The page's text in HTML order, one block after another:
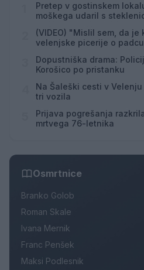
Pretep v gostinskem
moškega udaril s
(VIDEO) "Mislil sem, da
velenjske picerije o
Dopustniška drama:
Korošico po pristanku
Na Šaleški cesti v
tri vozila
Prijava pogrešanja
mrtvega 76-letnika
Osmrtnice
Branko Golob
Roman Skale
Ivana Mernik
Franc Penšek
Maksi Podlesnik